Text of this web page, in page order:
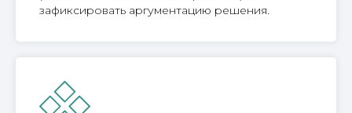
зафиксировать аргументацию решения.